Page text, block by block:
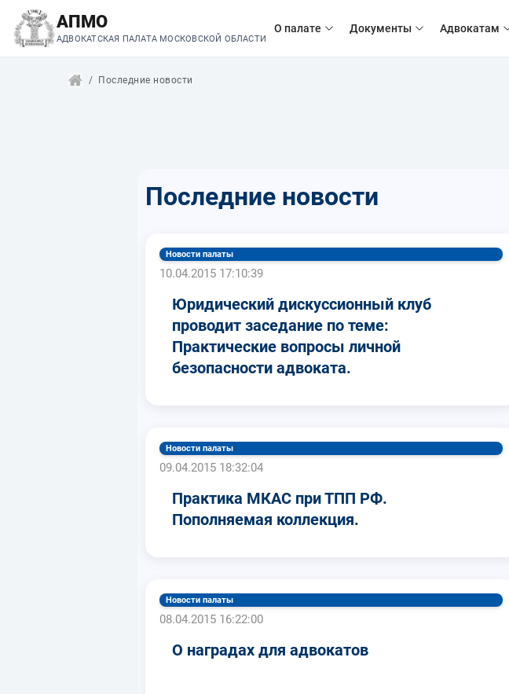
АПМО
АДВОКАТСКАЯ ПАЛАТА МОСКОВСКОЙ ОБЛАСТИ
О палате Документы Адвокатам
Последние новости
Последние новости
Новости палаты
10.04.2015 17:10:39
Юридический дискуссионный клуб
проводит заседание по теме:
Практические вопросы личной
безопасности адвоката.
Новости палаты
09.04.2015 18:32:04
Практика МКАС при ТПП РФ.
Пополняемая коллекция.
Новости палаты
08.04.2015 16:22:00
О наградах для адвокатов